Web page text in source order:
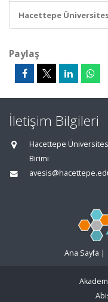
Hacettepe
Paylaş
İletişim Bilgileri
Hacettepe
Birimi
Ana Sayfa |